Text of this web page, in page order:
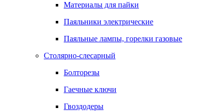
Материалы для пайки
Паяльники электрические
Паяльные лампы, горелки газовые
Столярно-слесарный
Болторезы
Гаечные ключи
Гвоздодеры